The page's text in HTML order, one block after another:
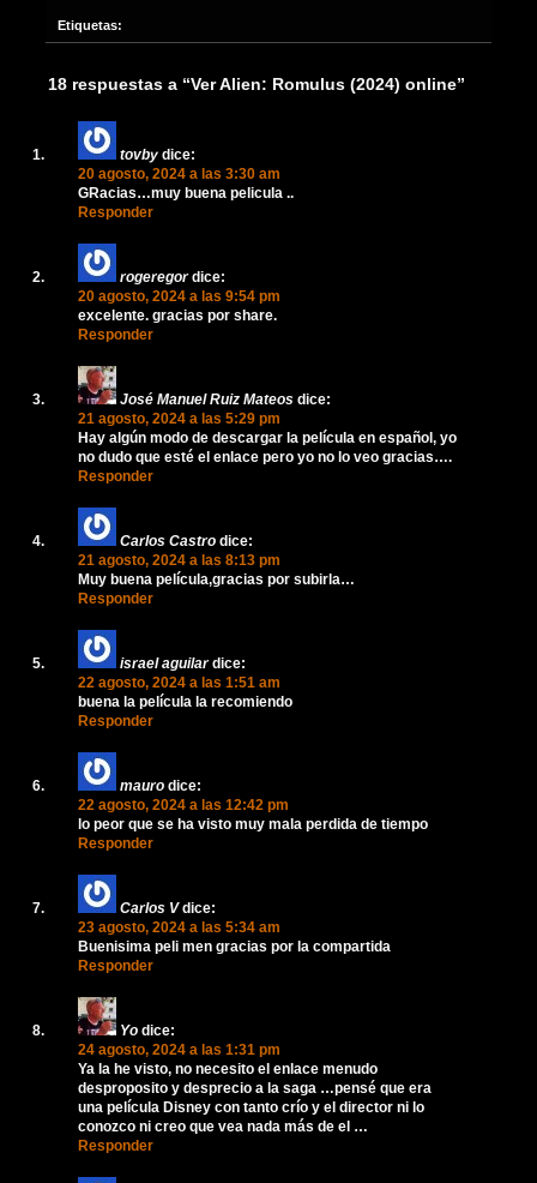
Etiquetas:
18 respuestas a “Ver Alien: Romulus (2024) online”
tovby dice:
20 agosto, 2024 a las 3:30 am
GRacias…muy buena pelicula ..
Responder
rogeregor dice:
20 agosto, 2024 a las 9:54 pm
excelente. gracias por share.
Responder
José Manuel Ruiz Mateos dice:
21 agosto, 2024 a las 5:29 pm
Hay algún modo de descargar la película en español, yo
no dudo que esté el enlace pero yo no lo veo gracias….
Responder
Carlos Castro dice:
21 agosto, 2024 a las 8:13 pm
Muy buena película,gracias por subirla…
Responder
israel aguilar dice:
22 agosto, 2024 a las 1:51 am
buena la película la recomiendo
Responder
mauro dice:
22 agosto, 2024 a las 12:42 pm
lo peor que se ha visto muy mala perdida de tiempo
Responder
Carlos V dice:
23 agosto, 2024 a las 5:34 am
Buenisima peli men gracias por la compartida
Responder
Yo dice:
24 agosto, 2024 a las 1:31 pm
Ya la he visto, no necesito el enlace menudo
desproposito y desprecio a la saga …pensé que era
una película Disney con tanto crío y el director ni lo
conozco ni creo que vea nada más de el …
Responder